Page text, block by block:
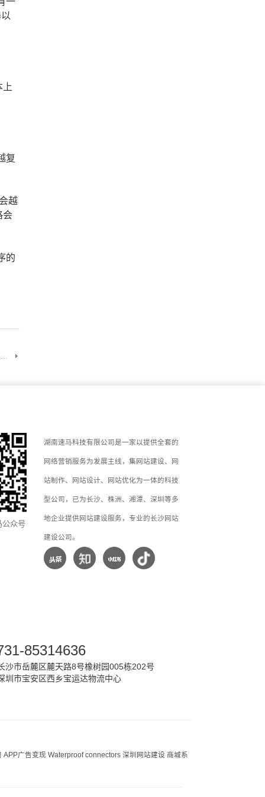
上
复
越
会
的
公众号
湖南速马科技有限公司是一家以提供全套的
网络营销服务为发展主线，集网站建设、网
站制作、网站设计、网站优化为一体的科技
型公司，已为长沙、株洲、湘潭、深圳等多
地企业提供网站建设服务，专业的长沙网站
建设公司。
85314636
沙市岳麓区麓天路8号橡树园005栋202号
圳市宝安区西乡宝运达物流中心
APP广告变现 Waterproof connectors 深圳网站建设 商城系